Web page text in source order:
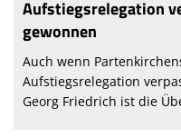
Aufstiegsrelegation
gewonnen
Auch wenn
Aufstiegsrelegation
Georg Friedrich ist die